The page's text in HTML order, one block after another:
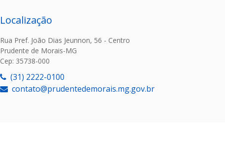
Localização
Rua Pref. João Dias Jeunnon, 56 - Centro
Prudente de Morais-MG
Cep: 35738-000
(31) 2222-0100
contato@prudentedemorais.mg.gov.br